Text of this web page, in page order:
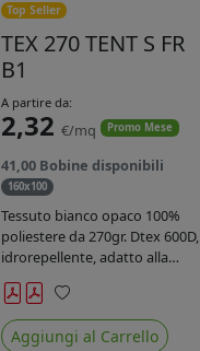
Top Seller
TEX 270 TENT S FR
B1
A partire da:
2,32 €/mq Promo Mese
41,00 Bobine disponibili
160x100
Tessuto bianco opaco 100%
poliestere da 270gr. Dtex 600D,
idrorepellente, adatto alla
stampa solvente, ecosolvente,
uv, latex (di terza generazione).
Ideale per tende ,coperture
gazebo, prodotti gonfiabili o
Preferiti
Aggiungi al Carrello